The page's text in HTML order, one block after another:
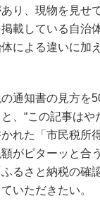
り、現物を見せ
載している自治
による違いに加
通知書の見方を
、“この記事はや
れた「市民税所
がピターッと合
るさと納税の確
いただきたい。